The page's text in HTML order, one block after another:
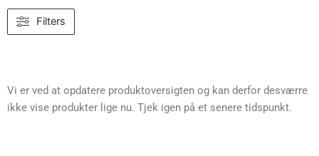
Filters
Vi er ved at opdatere produktoversigten og kan derfor desværre
ikke vise produkter lige nu. Tjek igen på et senere tidspunkt.